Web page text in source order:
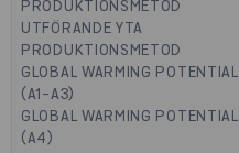
PRODUKTIONSMETOD
UTFÖRANDE YTA
PRODUKTIONSMETOD
GLOBAL WARMING POTENTIAL
(A1-A3)
GLOBAL WARMING POTENTIAL
(A4)